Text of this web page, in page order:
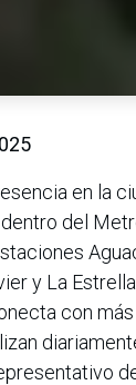
en la
del
y La
con